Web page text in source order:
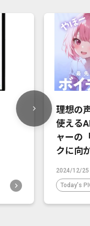
理想の
使える
ャーの
クに向
2024/12/25
Today's